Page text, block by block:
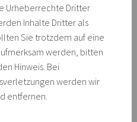
Urheberrechte Dritter
Inhalte Dritter als
Sie trotzdem auf eine
werden, bitten
Hinweis. Bei
werden wir
entfernen.